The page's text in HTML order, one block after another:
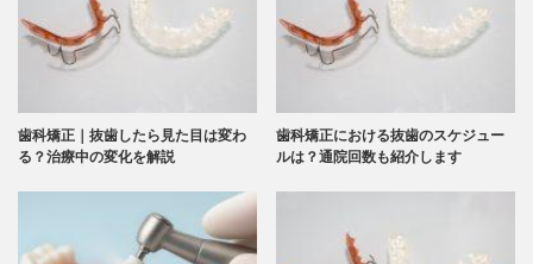
歯科矯正｜抜歯したら見た目は変わ
る？治療中の変化を解説
歯科矯正における抜歯のスケジュー
ルは？通院回数も紹介します